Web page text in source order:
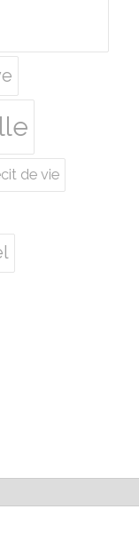
de vie